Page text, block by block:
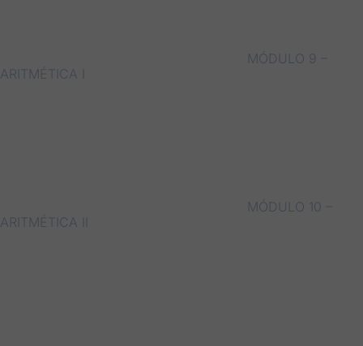
MÓDULO 9 –
ARITMÉTICA I
MÓDULO 10 –
ARITMÉTICA II